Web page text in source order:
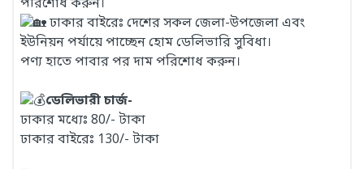
পরিশোধ করুন।
ঢাকার বাইরেঃ দেশের সকল জেলা-উপজেলা এবং
ইউনিয়ন পর্যায়ে পাচ্ছেন হোম ডেলিভারি সুবিধা।
পণ্য হাতে পাবার পর দাম পরিশোধ করুন।
ডেলিভারী চার্জ-
ঢাকার মধ্যেঃ 80/- টাকা
ঢাকার বাইরেঃ 130/- টাকা